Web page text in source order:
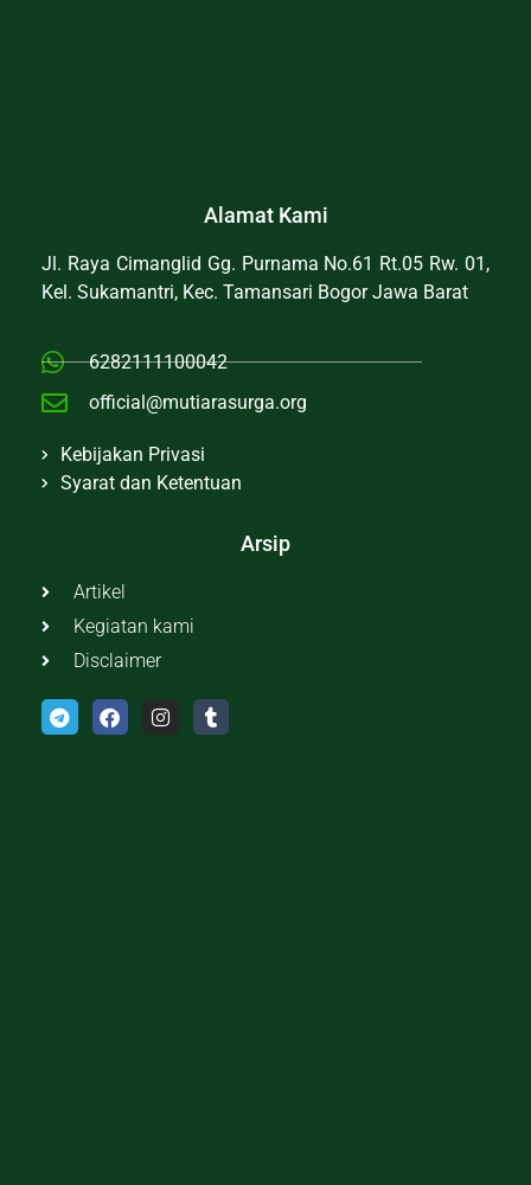
Alamat Kami
Jl. Raya Cimanglid Gg. Purnama No.61 Rt.05 Rw. 01,
Kel. Sukamantri, Kec. Tamansari Bogor Jawa Barat
6282111100042
official@mutiarasurga.org
Kebijakan Privasi
Syarat dan Ketentuan
Arsip
Artikel
Kegiatan kami
Disclaimer